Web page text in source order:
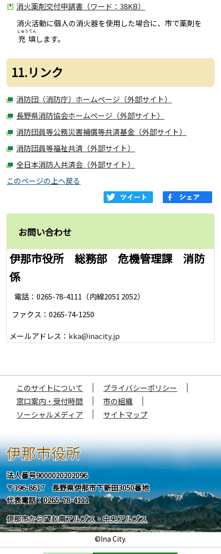
消火薬剤交付申請書（ワード：38KB）
消火活動に個人の消火器を使用した場合に、市で薬剤を
充填
じゅうてん
します。
11.リンク
消防団（消防庁）ホームページ（外部サイト）
長野県消防協会ホームページ（外部サイト）
消防団員等公務災害補償等共済基金（外部サイト）
消防団員等福祉共済（外部サイト）
全日本消防人共済会（外部サイト）
このページの上へ戻る
お問い合わせ
伊那市役所 総務部 危機管理課 消防
係
電話：0265-78-4111（内線2051 2052）
ファクス：0265-74-1250
メールアドレス： kka@inacity.jp
このサイトについて
プライバシーポリシー
窓口案内・受付時間
市の組織
ソーシャルメディア
サイトマップ
伊那市役所
法人番号9000020202096
〒396-8617 長野県伊那市下新田3050番地
代表電話：0265-78-4111
伊那市から望む南アルプス・中央アルプス
©Ina City.